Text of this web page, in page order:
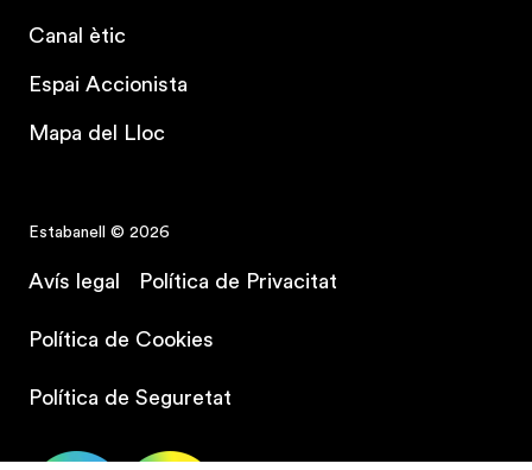
Canal ètic
Espai Accionista
Mapa del Lloc
Estabanell © 2026
Avís legal Política de Privacitat
Política de Cookies
Política de Seguretat